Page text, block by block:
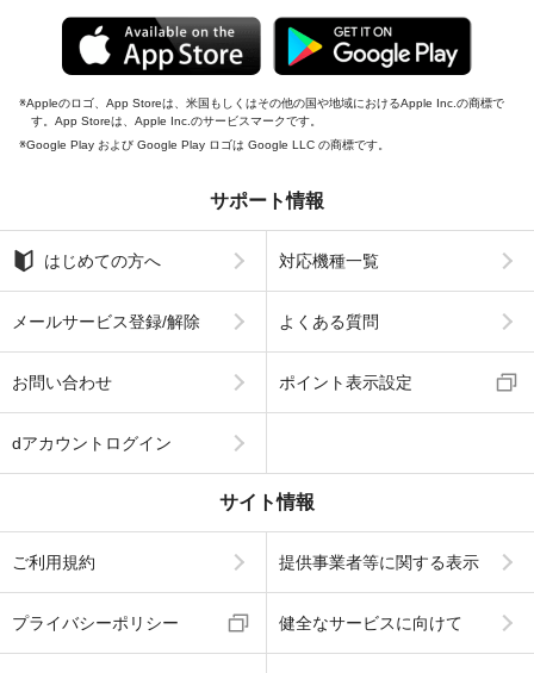
Appleのロゴ、App Storeは、米国もしくはその他の国や地域におけるApple Inc.の商標で
す。App Storeは、Apple Inc.のサービスマークです。
Google Play および Google Play ロゴは Google LLC の商標です。
サポート情報
はじめての方へ 対応機種一覧
メールサービス登録/解除 よくある質問
お問い合わせ ポイント表示設定
dアカウントログイン
サイト情報
ご利用規約 提供事業者等に関する表示
プライバシーポリシー 健全なサービスに向けて